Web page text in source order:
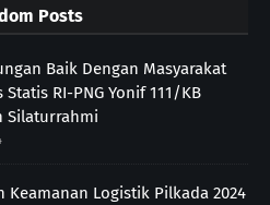
Posts
Baik Dengan Masyarakat
Statis RI-PNG Yonif 111/KB
Silaturrahmi
Keamanan Logistik Pilkada 2024